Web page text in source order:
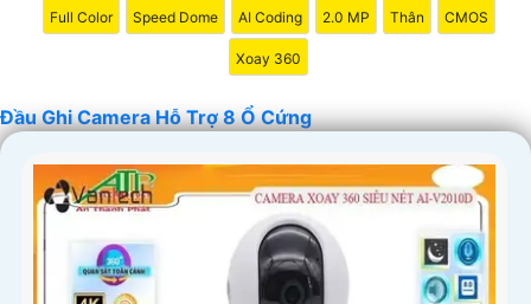
Full Color Speed Dome AI Coding 2.0 MP Thân CMOS
Xoay 360
Đầu Ghi Camera Hỗ Trợ 8 Ổ Cứng